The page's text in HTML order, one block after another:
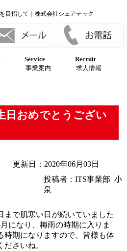
目指して｜株式会社シェアテック
Service
事業案内
Recruit
求人情報
日おめでとうござい
更新日：2020年06月03日
投稿者：ITS事業部 小
泉
で肌寒い日が続いていました
になり、梅雨の時期に入りま
時期になりますので、皆様も体
さいね。